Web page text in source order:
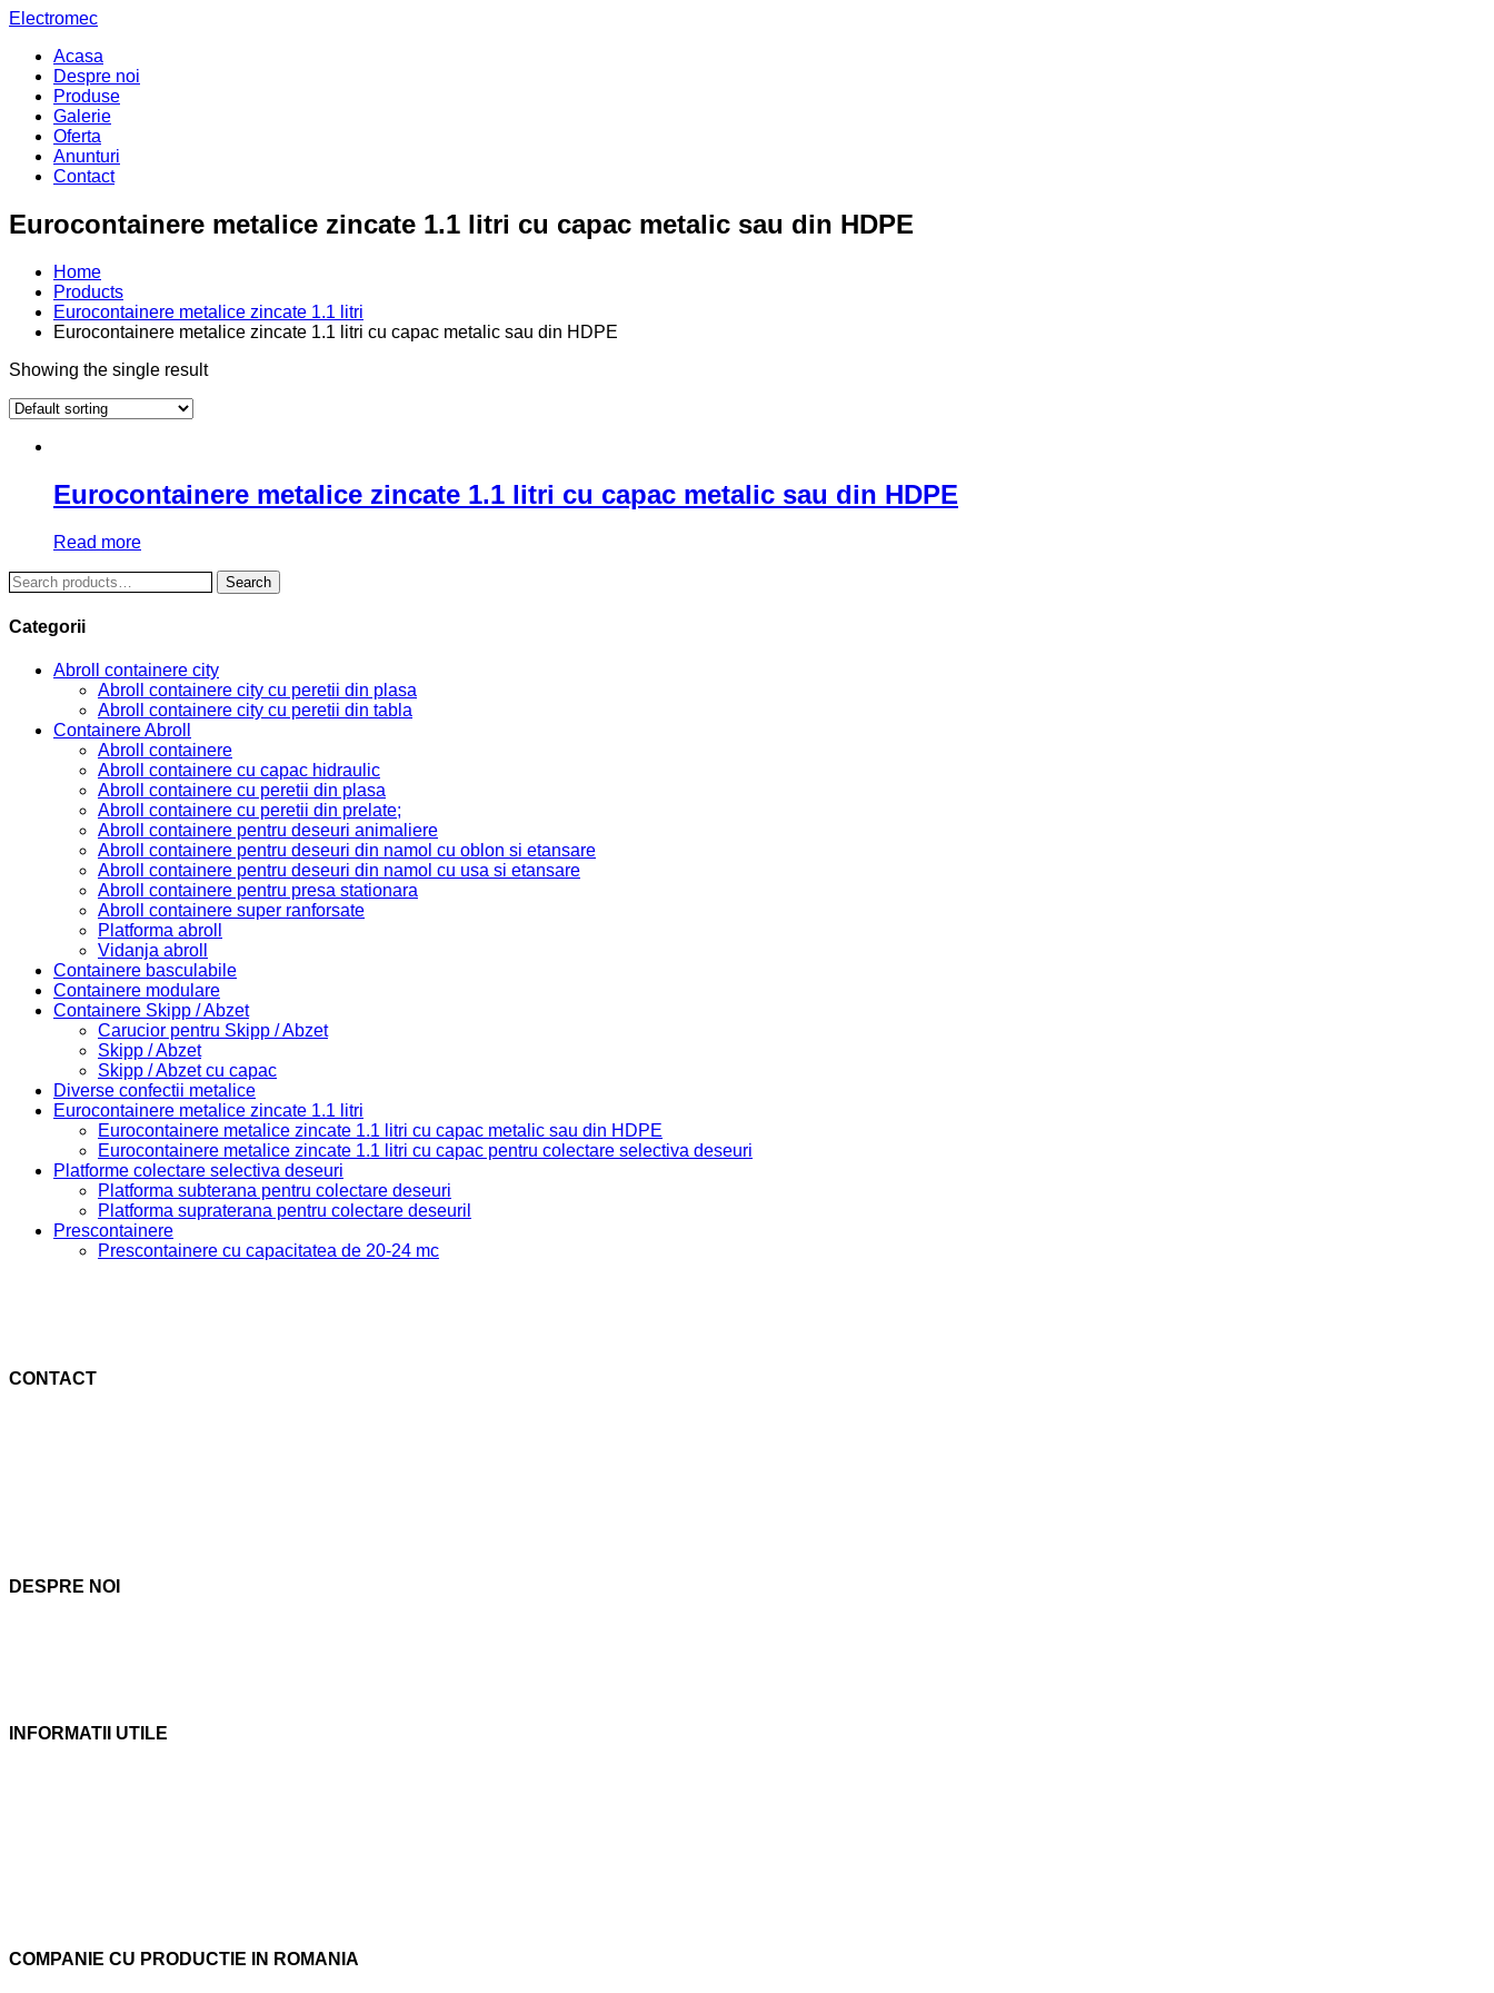
Electromec
Acasa
Despre noi
Produse
Galerie
Oferta
Anunturi
Contact
Eurocontainere metalice zincate 1.1 litri cu capac metalic sau din HDPE
Home
Products
Eurocontainere metalice zincate 1.1 litri
Eurocontainere metalice zincate 1.1 litri cu capac metalic sau din HDPE
Showing the single result
Eurocontainere metalice zincate 1.1 litri cu capac metalic sau din HDPE
Read more
Search
for:
Search
Categorii
Abroll containere city
Abroll containere city cu peretii din plasa
Abroll containere city cu peretii din tabla
Containere Abroll
Abroll containere
Abroll containere cu capac hidraulic
Abroll containere cu peretii din plasa
Abroll containere cu peretii din prelate;
Abroll containere pentru deseuri animaliere
Abroll containere pentru deseuri din namol cu oblon si etansare
Abroll containere pentru deseuri din namol cu usa si etansare
Abroll containere pentru presa stationara
Abroll containere super ranforsate
Platforma abroll
Vidanja abroll
Containere basculabile
Containere modulare
Containere Skipp / Abzet
Carucior pentru Skipp / Abzet
Skipp / Abzet
Skipp / Abzet cu capac
Diverse confectii metalice
Eurocontainere metalice zincate 1.1 litri
Eurocontainere metalice zincate 1.1 litri cu capac metalic sau din HDPE
Eurocontainere metalice zincate 1.1 litri cu capac pentru colectare selectiva deseuri
Platforme colectare selectiva deseuri
Platforma subterana pentru colectare deseuri
Platforma supraterana pentru colectare deseuril
Prescontainere
Prescontainere cu capacitatea de 20-24 mc
CONTACT
DESPRE NOI
INFORMATII UTILE
COMPANIE CU PRODUCTIE IN ROMANIA